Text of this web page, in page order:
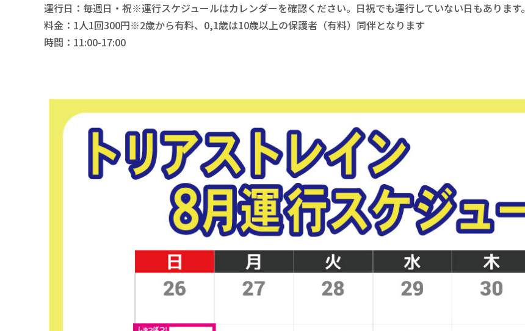
運行日：毎週日・祝※運行スケジュールはカレンダーを確認ください。日祝でも運行していない日もあります。
料金：1人1回300円※2歳から有料、0,1歳は10歳以上の保護者（有料）同伴となります
時間：11:00-17:00